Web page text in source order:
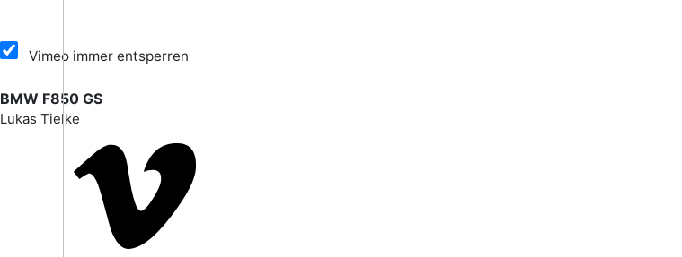
Contact
Vimeo immer entsperren
BMW F850 GS
Lukas Tielke